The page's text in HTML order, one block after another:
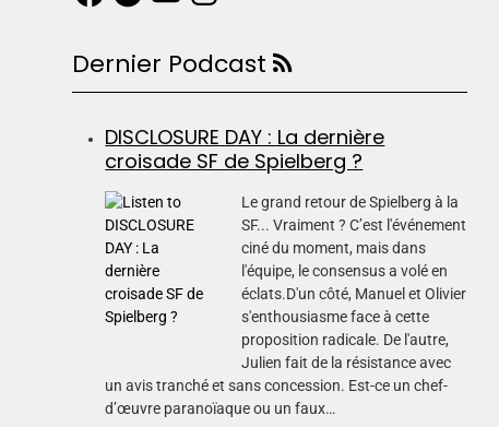
Dernier Podcast
DISCLOSURE DAY : La dernière
croisade SF de Spielberg ?
Le grand retour de Spielberg à la
SF... Vraiment ? C’est l'événement
ciné du moment, mais dans
l'équipe, le consensus a volé en
éclats.D'un côté, Manuel et Olivier
s'enthousiasme face à cette
proposition radicale. De l'autre,
Julien fait de la résistance avec
un avis tranché et sans concession. Est-ce un chef-
d’œuvre paranoïaque ou un faux…